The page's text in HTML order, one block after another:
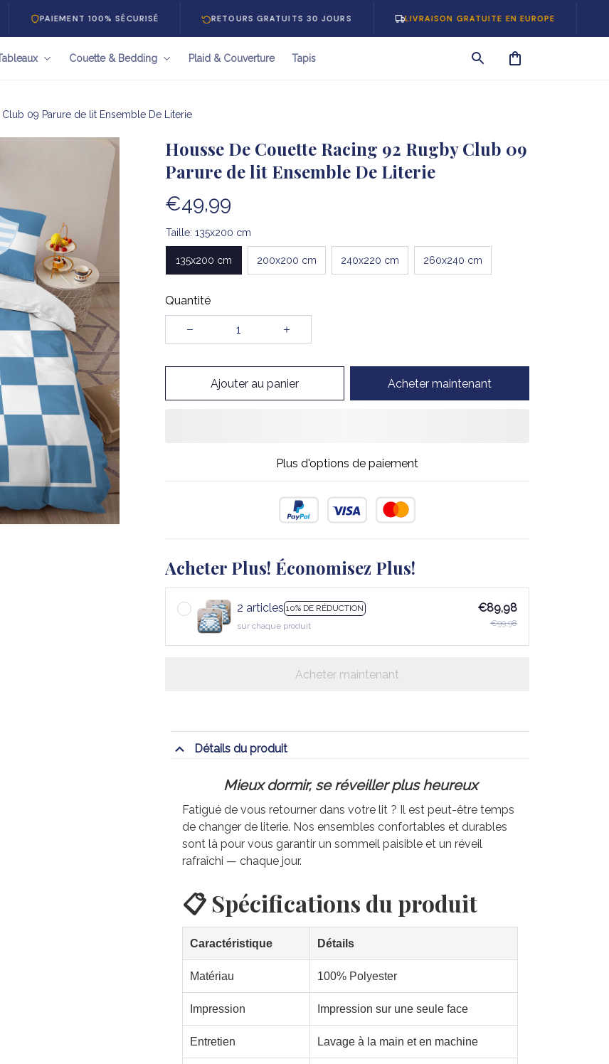
PAIEMENT 100% SÉCURISÉ RETOURS GRATUITS 30 JOURS LIVRAISON GRATUITE EN EUROPE
Couette & Bedding Plaid & Couverture Tapis
09 Parure de lit Ensemble De Literie
Housse De Couette Racing 92 Rugby Club 09
Parure de lit Ensemble De Literie
€49,99
Taille: 135x200 cm
135x200 cm 200x200 cm 240x220 cm 260x240 cm
Quantité
Ajouter au panier Acheter maintenant
Plus d'options de paiement
Acheter Plus! Économisez Plus!
2 articles 10% DE RÉDUCTION
sur chaque produit
€89,98
€99,98
Acheter maintenant
Détails du produit
Mieux dormir, se réveiller plus heureux
Fatigué de vous retourner dans votre lit ? Il est peut-être temps
de changer de literie. Nos ensembles confortables et durables
sont là pour vous garantir un sommeil paisible et un réveil
rafraîchi — chaque jour.
📋 Spécifications du produit
Caractéristique Détails
Matériau 100% Polyester
Impression Impression sur une seule face
Entretien Lavage à la main et en machine